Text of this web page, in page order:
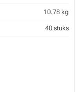
10.78 kg
40 stuks